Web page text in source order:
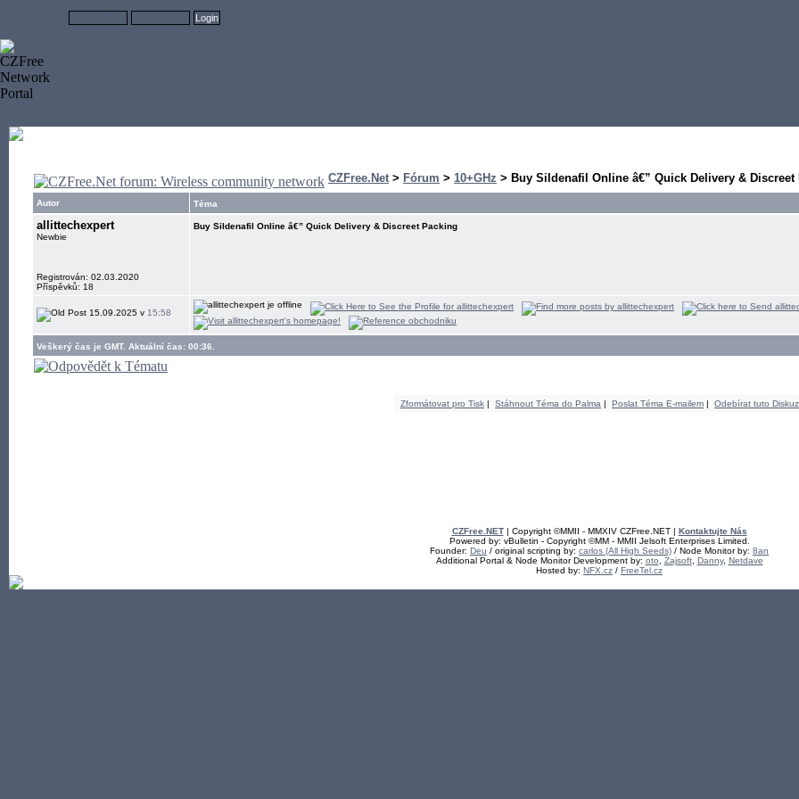
CZFree.Net > Fórum > 10+GHz > Buy Sildenafil Online â€” Quick Delivery & Discreet
Autor Téma
allittechexpert
Newbie
Registrován: 02.03.2020
Příspěvků: 18
Buy Sildenafil Online â€” Quick Delivery & Discreet Packing
15.09.2025 v 15:58
Veškerý čas je GMT. Aktuální čas: 00:36.
Zformátovat pro Tisk | Stáhnout Téma do Palma | Poslat Téma E-mailem | Odebírat tuto
CZFree.NET| Copyright ©MMII - MMXIV CZFree.NET | Kontaktujte Nás
Powered by: vBulletin - Copyright ©MM - MMII Jelsoft Enterprises Limited.
Founder: Deu / original scripting by: carlos (All High Seeds) / Node Monitor by: 8an
Additional Portal & Node Monitor Development by: oto Zajsoft, Danny, Netdave
Hosted by: NFX.cz / FreeTel.cz